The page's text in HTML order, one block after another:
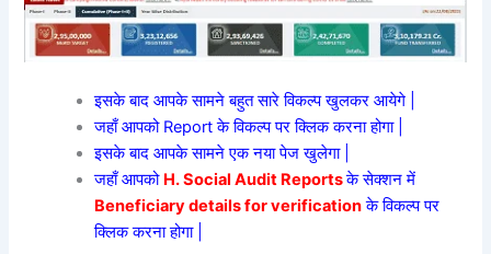
इसके बाद आपके सामने बहुत सारे विकल्प खुलकर आयेगे |
जहाँ आपको Report के विकल्प पर क्लिक करना होगा |
इसके बाद आपके सामने एक नया पेज खुलेगा |
जहाँ आपको H. Social Audit Reportsके सेक्शन में
Beneficiary details for verificationके विकल्प पर
क्लिक करना होगा |